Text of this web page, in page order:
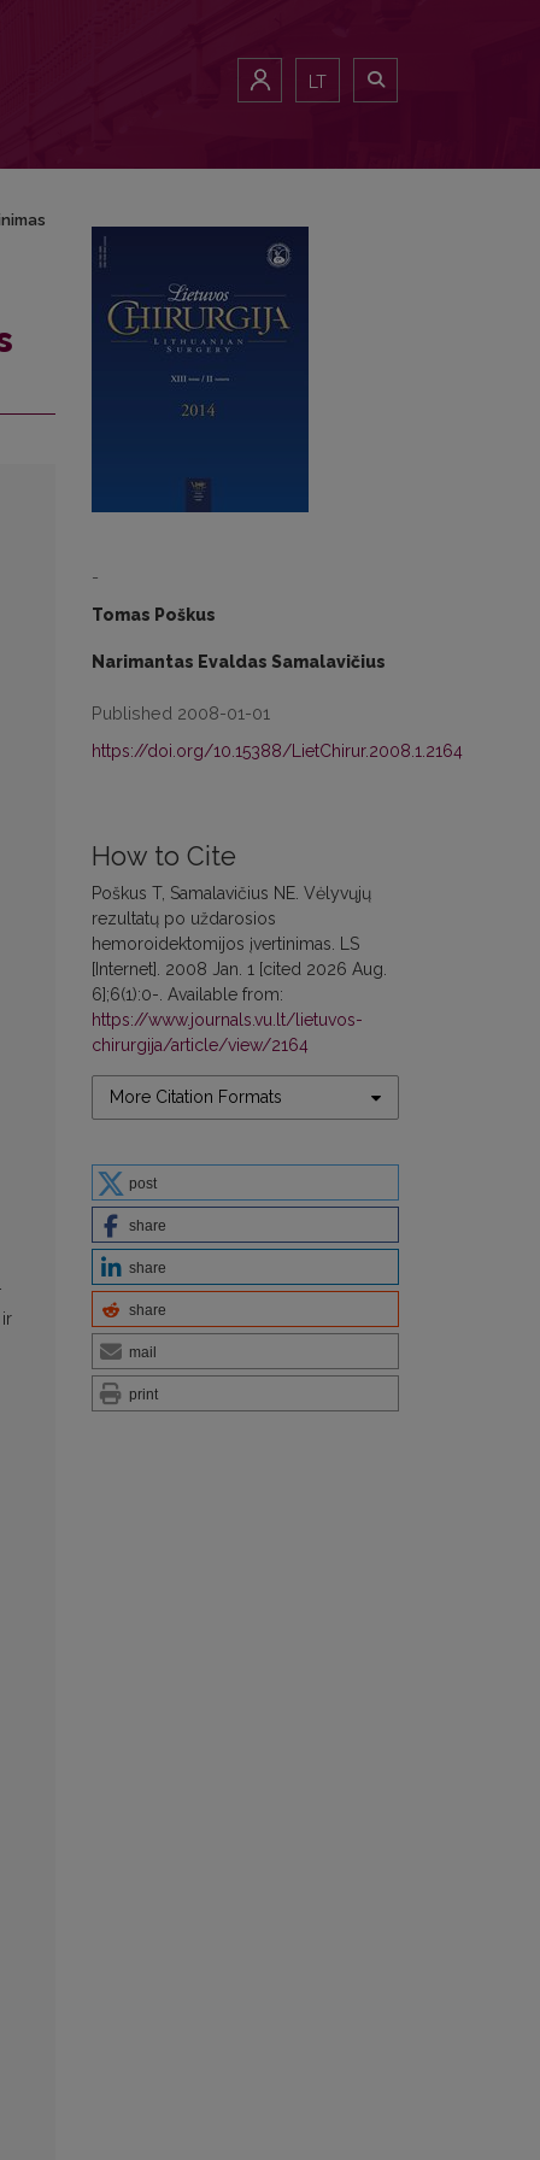
LT
-
Tomas Poškus
Narimantas Evaldas Samalavičius
Published 2008-01-01
https://doi.org/10.15388/LietChirur.2008.1.2164
How to Cite
Poškus T, Samalavičius NE. Vėlyvųjų
rezultatų po uždarosios
hemoroidektomijos įvertinimas. LS
[Internet]. 2008 Jan. 1 [cited 2026 Aug.
6];6(1):0-. Available from:
https://www.journals.vu.lt/lietuvos-
chirurgija/article/view/2164
More Citation Formats
post
share
share
share
mail
print